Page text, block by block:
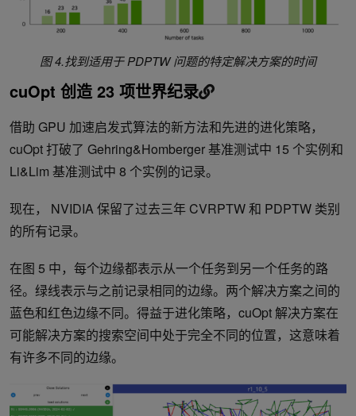
图 4.找到适用于 PDPTW 问题的特定解决方案的时间
cuOpt 创造 23 项世界纪录
借助 GPU 加速启发式算法的新方法和先进的进化策略，
cuOpt 打破了 Gehring&Homberger 基准测试中 15 个实例和
Li&Lim 基准测试中 8 个实例的记录。
现在， NVIDIA 保留了过去三年 CVRPTW 和 PDPTW 类别
的所有记录。
在图 5 中，每个边缘都表示从一个任务到另一个任务的路
径。绿线表示与之前记录相同的边缘。两个解决方案之间的
蓝色和红色边缘不同。得益于进化策略，cuOpt 解决方案在
可能解决方案的搜索空间中处于完全不同的位置，这意味着
有许多不同的边缘。